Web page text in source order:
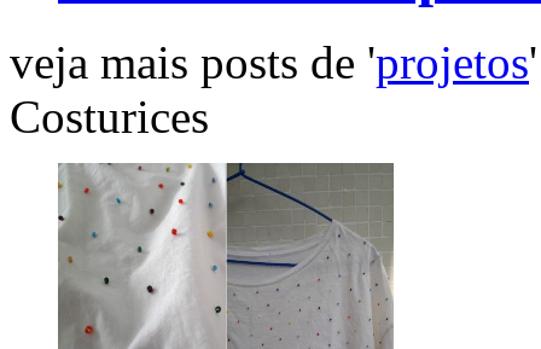
veja mais posts de 'projetos'
Costurices